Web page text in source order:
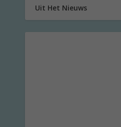
Uit Het Nieuws